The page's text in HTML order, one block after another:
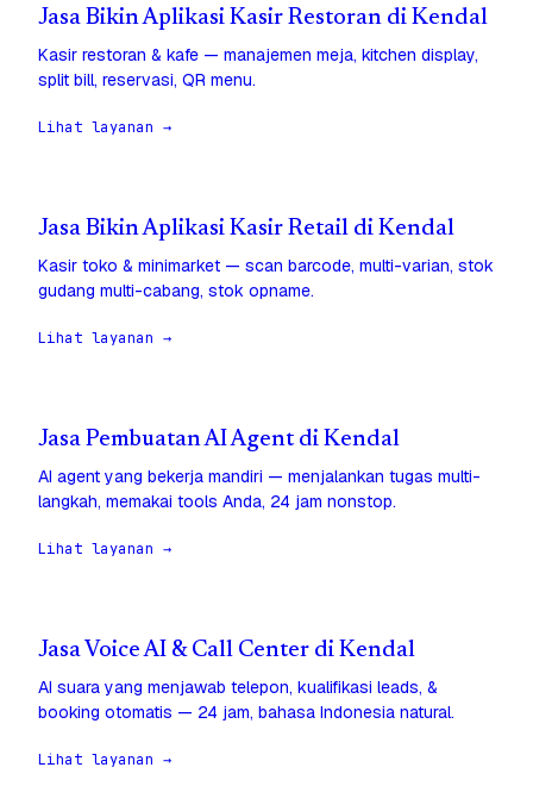
Jasa Bikin Aplikasi Kasir Restoran di Kendal
Kasir restoran & kafe — manajemen meja, kitchen display,
split bill, reservasi, QR menu.
Lihat layanan →
Jasa Bikin Aplikasi Kasir Retail di Kendal
Kasir toko & minimarket — scan barcode, multi-varian, stok
gudang multi-cabang, stok opname.
Lihat layanan →
Jasa Pembuatan AI Agent di Kendal
AI agent yang bekerja mandiri — menjalankan tugas multi-
langkah, memakai tools Anda, 24 jam nonstop.
Lihat layanan →
Jasa Voice AI & Call Center di Kendal
AI suara yang menjawab telepon, kualifikasi leads, &
booking otomatis — 24 jam, bahasa Indonesia natural.
Lihat layanan →